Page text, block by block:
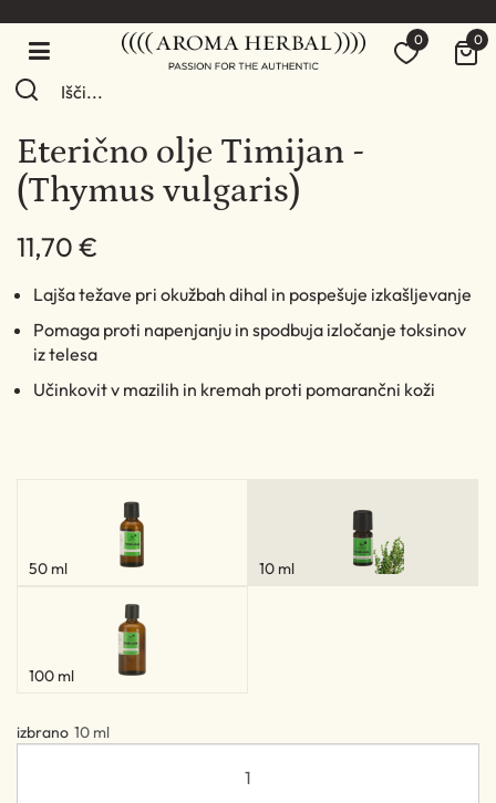
0 0
Eterično olje Timijan -
(Thymus vulgaris)
11,70 €
Lajša težave pri okužbah dihal in pospešuje izkašljevanje
Pomaga proti napenjanju in spodbuja izločanje toksinov
iz telesa
Učinkovit v mazilih in kremah proti pomarančni koži
50 ml 10 ml
100 ml
izbrano 10 ml